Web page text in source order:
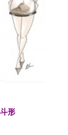
形